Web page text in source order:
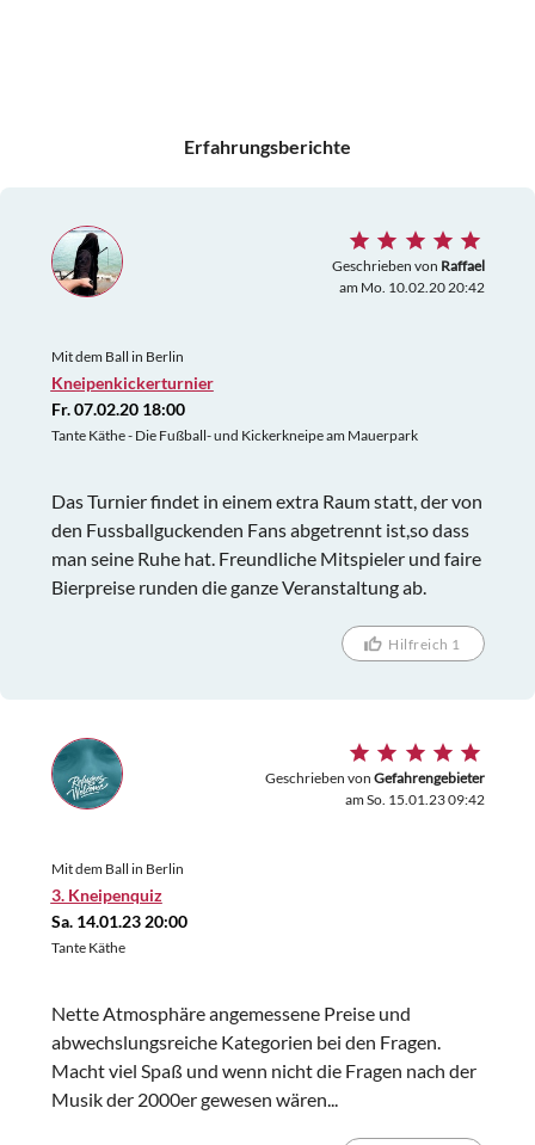
Erfahrungsberichte
Geschrieben von Raffael
am Mo. 10.02.20 20:42
Mit dem Ball in Berlin
Kneipenkickerturnier
Fr. 07.02.20 18:00
Tante Käthe - Die Fußball- und Kickerkneipe am Mauerpark
Das Turnier findet in einem extra Raum statt, der von
den Fussballguckenden Fans abgetrennt ist,so dass
man seine Ruhe hat. Freundliche Mitspieler und faire
Bierpreise runden die ganze Veranstaltung ab.
Hilfreich 1
Geschrieben von Gefahrengebieter
am So. 15.01.23 09:42
Mit dem Ball in Berlin
3. Kneipenquiz
Sa. 14.01.23 20:00
Tante Käthe
Nette Atmosphäre angemessene Preise und
abwechslungsreiche Kategorien bei den Fragen.
Macht viel Spaß und wenn nicht die Fragen nach der
Musik der 2000er gewesen wären...